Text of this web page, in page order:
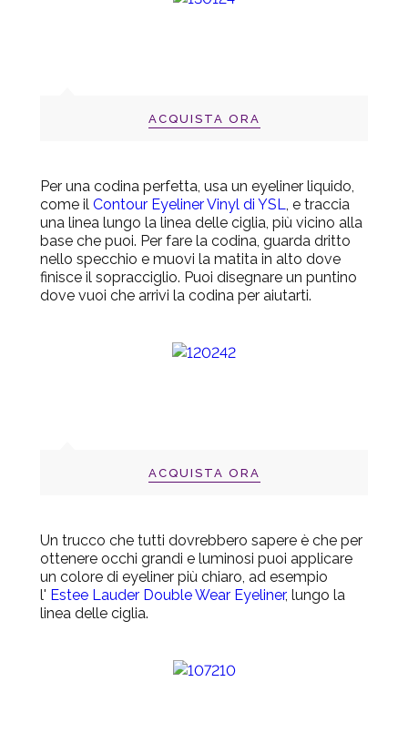
ACQUISTA ORA
Per una codina perfetta, usa un eyeliner liquido,
come il Contour Eyeliner Vinyl di YSL, e traccia
una linea lungo la linea delle ciglia, più vicino alla
base che puoi. Per fare la codina, guarda dritto
nello specchio e muovi la matita in alto dove
finisce il sopracciglio. Puoi disegnare un puntino
dove vuoi che arrivi la codina per aiutarti.
ACQUISTA ORA
Un trucco che tutti dovrebbero sapere è che per
ottenere occhi grandi e luminosi puoi applicare
un colore di eyeliner più chiaro, ad esempio
l' Estee Lauder Double Wear Eyeliner, lungo la
linea delle ciglia.